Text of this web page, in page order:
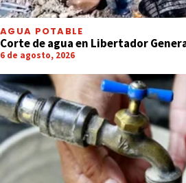
AGUA POTABLE
Corte de agua en Libertador
6 de agosto, 2026